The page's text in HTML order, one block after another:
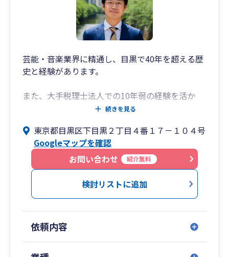
芸能・音楽業界に精通し、目黒で40年を超える歴
史と経験があります。
また、大手税理士法人での10年弱の経験を活か
し、個人、法人問わず、会計・税務はもとより、
ービスを提供致します。
お客様にとって最良のパートナーとして、お客様
とのコミュニケーションを大切にし、お客様と共
にこれからも日々成長していきます。
続きを見る
東京都目黒区下目黒２丁目４番１７－１０４号
Googleマップを確認
お問い合わせ
紹介無料
検討リストに追加
依頼内容